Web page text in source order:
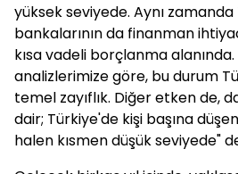
yüksek seviyede. Aynı
bankalarının da finanman
kısa vadeli borçlanma alanında.
analizlerimize göre, bu durum
temel zayıflık. Diğer etken de,
dair; Türkiye'de kişi başına
halen kısmen düşük seviyede"